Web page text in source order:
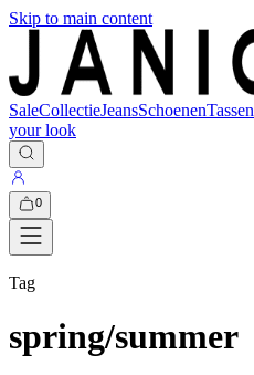
Skip to main content
SaleCollectieJeansSchoenenTassen
your look
0
Tag
spring/summer